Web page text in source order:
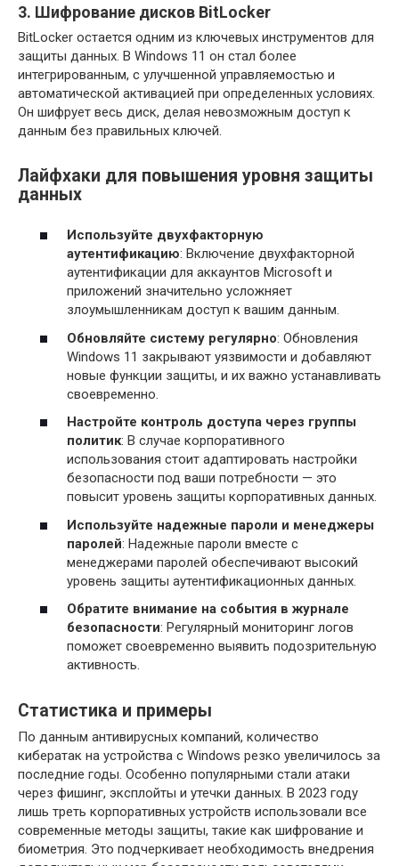
3. Шифрование дисков BitLocker
BitLocker остается одним из ключевых инструментов для
защиты данных. В Windows 11 он стал более
интегрированным, с улучшенной управляемостью и
автоматической активацией при определенных условиях.
Он шифрует весь диск, делая невозможным доступ к
данным без правильных ключей.
Лайфхаки для повышения уровня защиты
данных
Используйте двухфакторную
аутентификацию: Включение двухфакторной
аутентификации для аккаунтов Microsoft и
приложений значительно усложняет
злоумышленникам доступ к вашим данным.
Обновляйте систему регулярно: Обновления
Windows 11 закрывают уязвимости и добавляют
новые функции защиты, и их важно устанавливать
своевременно.
Настройте контроль доступа через группы
политик: В случае корпоративного
использования стоит адаптировать настройки
безопасности под ваши потребности — это
повысит уровень защиты корпоративных данных.
Используйте надежные пароли и менеджеры
паролей: Надежные пароли вместе с
менеджерами паролей обеспечивают высокий
уровень защиты аутентификационных данных.
Обратите внимание на события в журнале
безопасности: Регулярный мониторинг логов
поможет своевременно выявить подозрительную
активность.
Статистика и примеры
По данным антивирусных компаний, количество
кибератак на устройства с Windows резко увеличилось за
последние годы. Особенно популярными стали атаки
через фишинг, эксплойты и утечки данных. В 2023 году
лишь треть корпоративных устройств использовали все
современные методы защиты, такие как шифрование и
биометрия. Это подчеркивает необходимость внедрения